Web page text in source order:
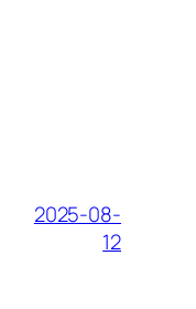
2025-08-
12